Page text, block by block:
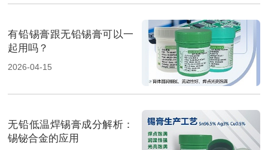
有铅锡膏跟无铅锡膏可以一
起用吗？
2026-04-15
无铅低温焊锡膏成分解析：
锡铋合金的应用